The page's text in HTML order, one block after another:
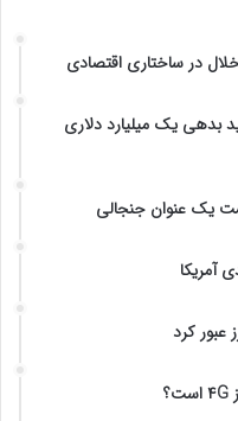
در ساختاری اقتصادی
یک میلیارد دلاری
یک عنوان جنجالی
عبور کرد